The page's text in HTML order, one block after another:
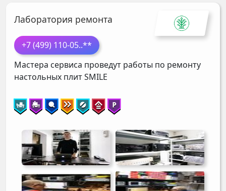
Лаборатория ремонта
+7 (499) 110-05..**
Мастера сервиса проведут работы по ремонту
настольных плитSMILE